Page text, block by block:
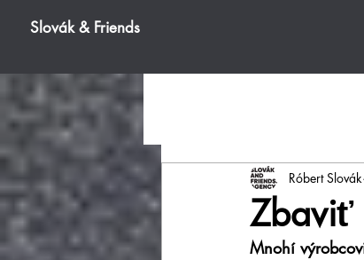
Slovák & Friends
Zbaviť
Róbert Slovák
Mnohí